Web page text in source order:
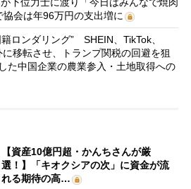
会は年96万円の支出増に
ロンダリング” SHEIN、TikTok、
移転させ、トランプ関税の回避を狙
た中国企業の農業参入・土地取得への
【資産10億円超・かんちさんが厳
選！】「キオクシアの次」に資金が流
れる期待の高…